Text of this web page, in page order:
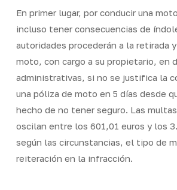
En primer lugar, por conducir una
incluso tener consecuencias de
autoridades procederán a la retirada
moto, con cargo a su propietario, en
administrativas, si no se justifica la
una póliza de moto en 5 días desde
hecho de no tener seguro. Las
oscilan entre los 601,01 euros y los
según las circunstancias, el tipo de
reiteración en la infracción.